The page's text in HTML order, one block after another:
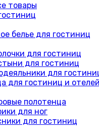
товары
белье для гостиниц
для гостиниц
для гостиниц
для
для гостиниц и отелей
полотенца
для ног
для гостиниц